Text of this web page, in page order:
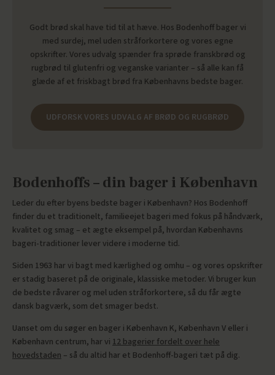
Godt brød skal have tid til at hæve. Hos Bodenhoff bager vi
med surdej, mel uden stråforkortere og vores egne
opskrifter. Vores udvalg spænder fra sprøde franskbrød og
rugbrød til glutenfri og veganske varianter – så alle kan få
glæde af et friskbagt brød fra Københavns bedste bager.
UDFORSK VORES UDVALG AF BRØD OG RUGBRØD
Bodenhoffs – din bager i København
Leder du efter byens bedste bager i København? Hos Bodenhoff
finder du et traditionelt, familieejet bageri med fokus på håndværk,
kvalitet og smag – et ægte eksempel på, hvordan Københavns
bageri-traditioner lever videre i moderne tid.
Siden 1963 har vi bagt med kærlighed og omhu – og vores opskrifter
er stadig baseret på de originale, klassiske metoder. Vi bruger kun
de bedste råvarer og mel uden stråforkortere, så du får ægte
dansk bagværk, som det smager bedst.
Uanset om du søger en bager i København K, København V eller i
København centrum, har vi 12 bagerier fordelt over hele
hovedstaden – så du altid har et Bodenhoff-bageri tæt på dig.